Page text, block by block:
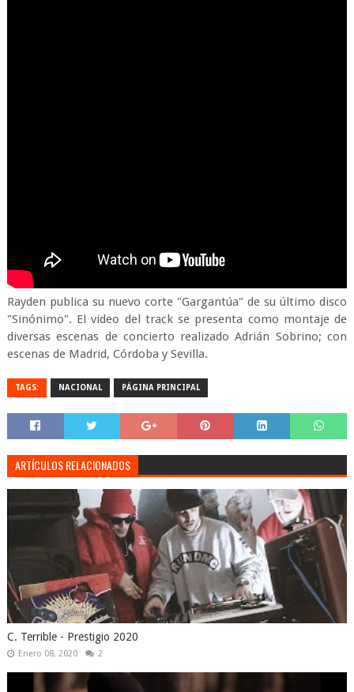
Rayden publica su nuevo corte "Gargantúa" de su último disco
"Sinónimo". El video del track se presenta como montaje de
diversas escenas de concierto realizado Adrián Sobrino; con
escenas de Madrid, Córdoba y Sevilla.
TAGS: NACIONAL PÁGINA PRINCIPAL
ARTÍCULOS RELACIONADOS
C. Terrible - Prestigio 2020
Enero 08, 2020 2